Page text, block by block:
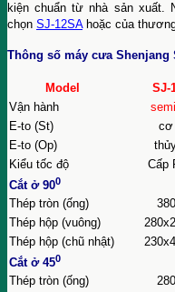
kiện chuẩn từ nhà sản xuất.
chọn SJ-12SAhoặc của
Thông số máy cưa Shenjang
Model
SJ-
Vận hành
E-to (St)
cơ
E-to (Op)
Kiểu tốc độ
Cấp
Cắt ở 900
Thép tròn (ống)
Thép hộp (vuông)
Thép hộp (chũ nhật)
Cắt ở 450
Thép tròn (ống)